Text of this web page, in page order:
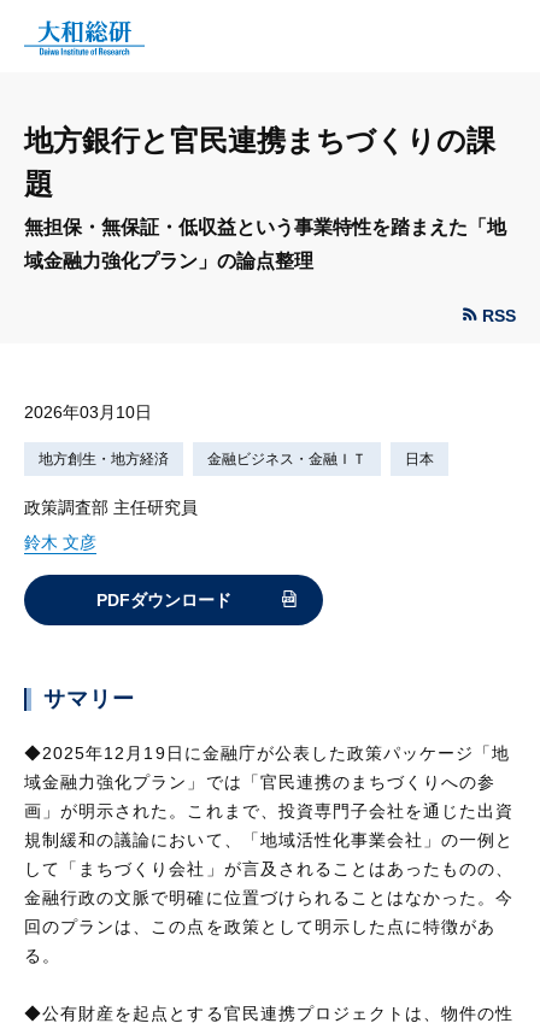
地方銀行と官民連携まちづくりの課
題
無担保・無保証・低収益という事業特性を踏まえた「地
域金融力強化プラン」の論点整理
RSS
2026年03月10日
地方創生・地方経済 金融ビジネス・金融ＩＴ 日本
政策調査部 主任研究員
鈴木 文彦
PDFダウンロード
サマリー
◆2025年12月19日に金融庁が公表した政策パッケージ「地
域金融力強化プラン」では「官民連携のまちづくりへの参
画」が明示された。これまで、投資専門子会社を通じた出資
規制緩和の議論において、「地域活性化事業会社」の一例と
して「まちづくり会社」が言及されることはあったものの、
金融行政の文脈で明確に位置づけられることはなかった。今
回のプランは、この点を政策として明示した点に特徴があ
る。
◆公有財産を起点とする官民連携プロジェクトは、物件の性